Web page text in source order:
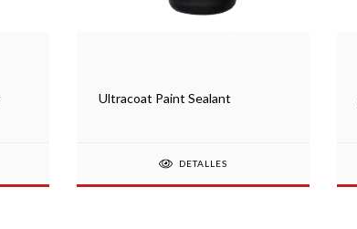
Ultracoat Paint Sealant
DETALLES